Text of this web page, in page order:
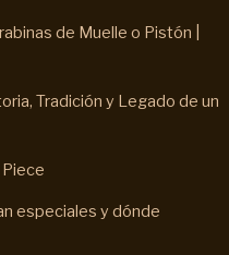
de Muelle o Pistón |
Tradición y Legado de un
especiales y dónde